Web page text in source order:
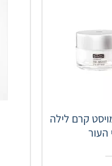
קרם לילה
העור